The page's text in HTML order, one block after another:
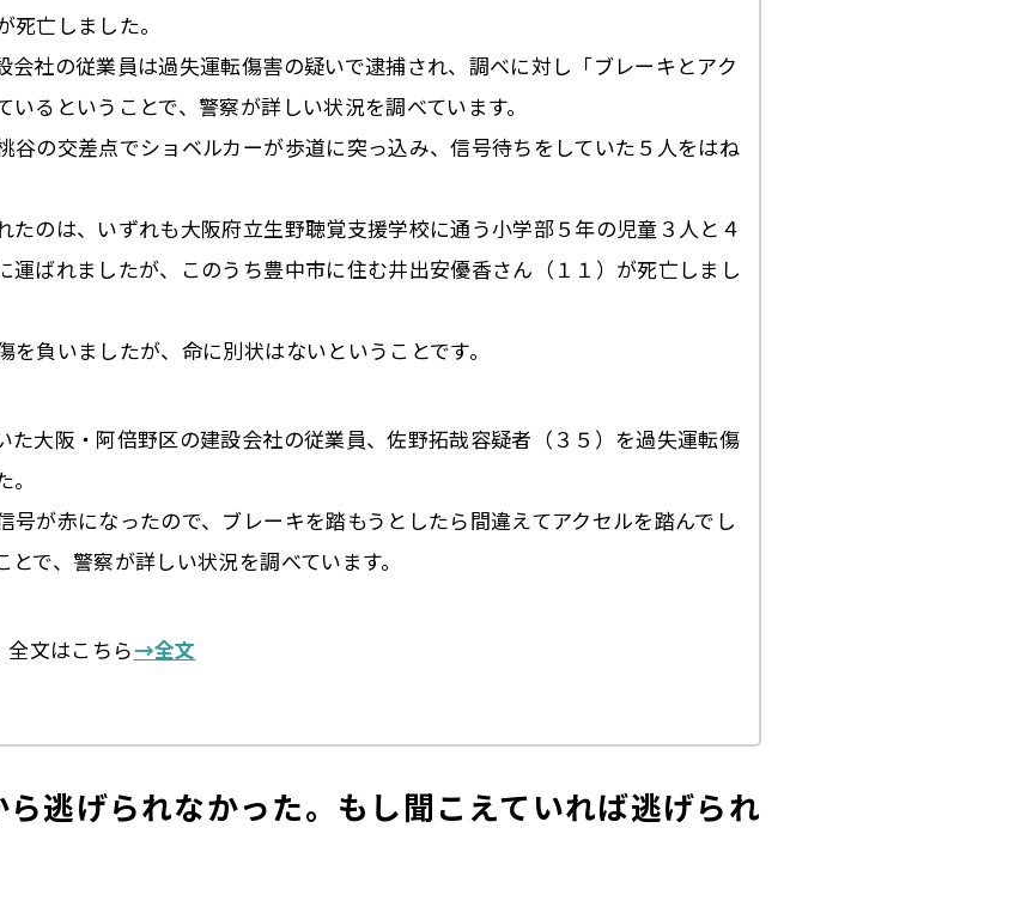
亡しました。
会社の従業員は過失運転傷害の疑いで逮捕され、調べに対し「ブレーキとアク
るということで、警察が詳しい状況を調べています。
谷の交差点でショベルカーが歩道に突っ込み、信号待ちをしていた５人をはね
たのは、いずれも大阪府立生野聴覚支援学校に通う小学部５年の児童３人と４
運ばれましたが、このうち豊中市に住む井出安優香さん（１１）が死亡しまし
負いましたが、命に別状はないということです。
た大阪・阿倍野区の建設会社の従業員、佐野拓哉容疑者（３５）を過失運転傷
号が赤になったので、ブレーキを踏もうとしたら間違えてアクセルを踏んでし
で、警察が詳しい状況を調べています。
全文はこちら→全文
逃げられなかった。もし聞こえていれば逃げられ